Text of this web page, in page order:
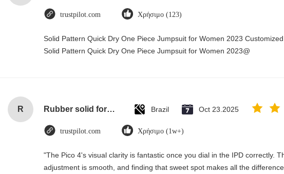
trustpilot.com Χρήσιμο (123)
Solid Pattern Quick Dry One Piece Jumpsuit for Women 2023
Solid Pattern Quick Dry One Piece Jumpsuit for Women 2023@
R Rubber solid forklift tires For material handling forklift Brazil Oct 23.2025
trustpilot.com Χρήσιμο (1w+)
"The Pico 4's visual clarity is fantastic once you dial in the IPD correctly.
adjustment is smooth, and finding that sweet spot makes all the